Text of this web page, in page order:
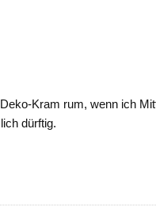
Kram rum, wenn ich
dürftig.